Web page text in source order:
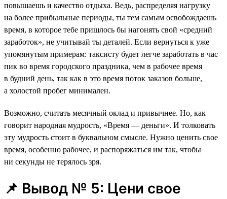
повышаешь и качество отдыха. Ведь, распределяя нагрузку
на более прибыльные периоды, ты тем самым освобождаешь
время, в которое тебе пришлось бы нагонять свой «средний
заработок», не учитывай ты деталей. Если вернуться к уже
упомянутым примерам: таксисту будет легче заработать в час
пик во время городского праздника, чем в рабочее время
в будний день, так как в это время поток заказов больше,
а холостой пробег минимален.
Возможно, считать месячный оклад и привычнее. Но, как
говорит народная мудрость, «Время — деньги». И толковать
эту мудрость стоит в буквальном смысле. Нужно ценить свое
время, особенно рабочее, и распоряжаться им так, чтобы
ни секунды не терялось зря.
📌 Вывод № 5: Цени свое